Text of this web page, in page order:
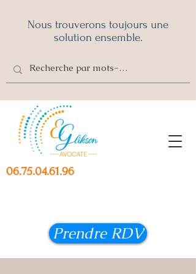
06.75.04.61.96
Nous trouverons toujours une
solution ensemble.
Prendre RDV